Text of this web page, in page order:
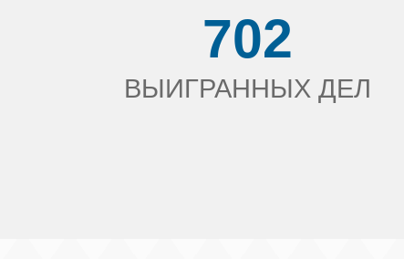
702
ВЫИГРАННЫХ ДЕЛ